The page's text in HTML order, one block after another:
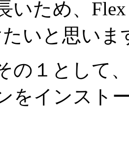
いため、
いと思いま
の１として
をインスト